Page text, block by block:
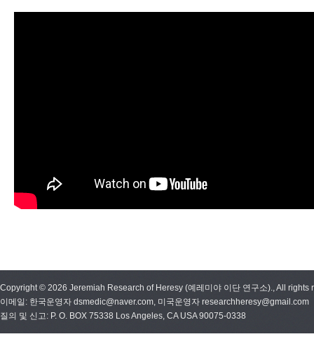
Copyright © 2026 Jeremiah Research of Heresy (예레미야 이단 연구소)., All rights
이메일: 한국운영자 dsmedic@naver.com, 미국운영자 researchheresy@gmail.com
질의 및 신고: P. O. BOX 75338 Los Angeles, CA USA 90075-0338